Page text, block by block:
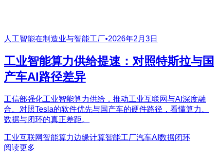
人工智能在制造业与智能工厂•2026年2月3日
工业智能算力供给提速：对照特斯拉与国
产车AI路径差异
工信部强化工业智能算力供给，推动工业互联网与AI深度融
合。对照Tesla的软件优先与国产车的硬件路径，看懂算力、
数据与闭环的真正差距。
工业互联网 智能算力边缘计算智能工厂汽车AI 数据闭环
阅读更多